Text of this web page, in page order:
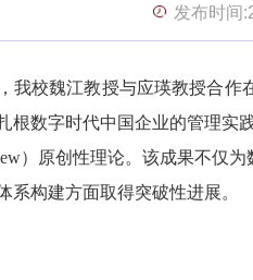
发布时间
我校魏江教授与应瑛教授合作
根数字时代中国企业的管理实
）原创性理论。该成果不仅
系构建方面取得突破性进展。